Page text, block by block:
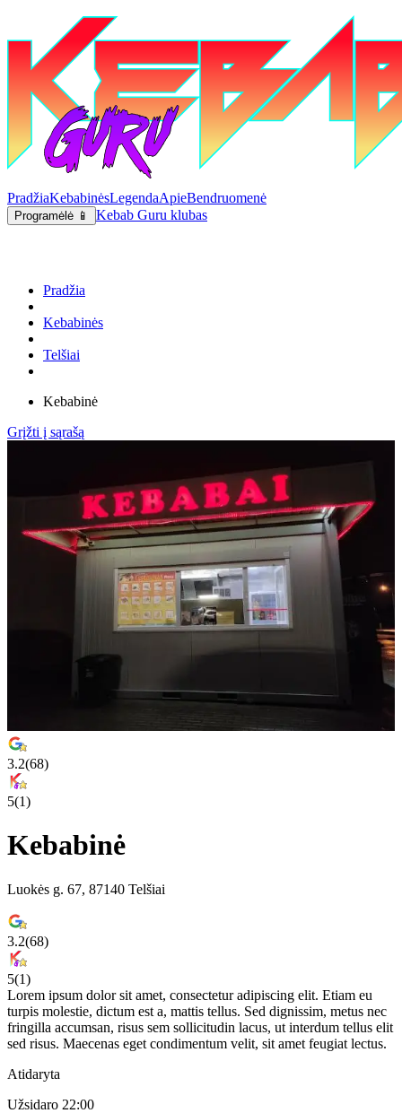
PradžiaKebabinėsLegendaApieBendruomenė
Programėlė 📱 Kebab Guru klubas
Pradžia
Kebabinės
Telšiai
Kebabinė
Grįžti į sąrašą
3.2(68)
5(1)
Kebabinė
Luokės g. 67, 87140 Telšiai
3.2(68)
5(1)
Lorem ipsum dolor sit amet, consectetur adipiscing elit. Etiam eu
turpis molestie, dictum est a, mattis tellus. Sed dignissim, metus nec
fringilla accumsan, risus sem sollicitudin lacus, ut interdum tellus elit
sed risus. Maecenas eget condimentum velit, sit amet feugiat lectus.
Atidaryta
Užsidaro 22:00